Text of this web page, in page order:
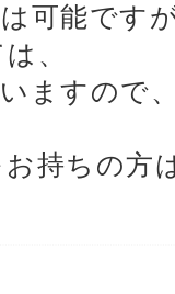
可能です
、
ますので
持ちの方